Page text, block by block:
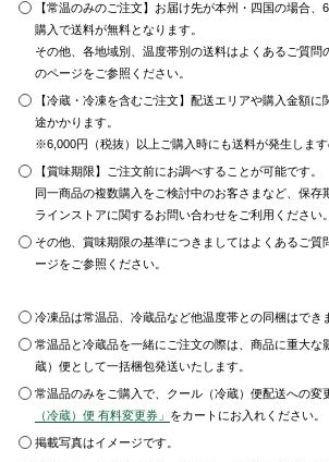
【常温のみのご注文】お届け先が本州・四国の場合
購入で送料が無料となります。
その他、各地域別、温度帯別の送料はよくあるご質問
のページをご参照ください。
【冷蔵・冷凍を含むご注文】配送エリアや購入金額に
途かかります。
※6,000円（税抜）以上ご購入時にも送料が発生します
【賞味期限】ご注文前にお調べすることが可能です。
同一商品の複数購入をご検討中のお客さまなど、保存
ラインストアに関するお問い合わせをご利用ください。
その他、賞味期限の基準につきましてはよくあるご質
ージをご参照ください。
冷凍品は常温品、冷蔵品など他温度帯との同梱はでき
常温品と冷蔵品を一緒にご注文の際は、商品に重大な
蔵）便として一括梱包発送いたします。
常温品のみをご購入で、クール（冷蔵）便配送への変
（冷蔵）便 有料変更券」 をカートにお入れください。
掲載写真はイメージです。